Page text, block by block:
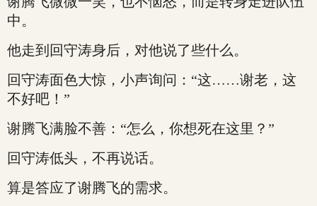
中。
他走到回守涛身后，对他说了些什么。
回守涛面色大惊，小声询问：“这……谢老，这
不好吧！”
谢腾飞满脸不善：“怎么，你想死在这里？”
回守涛低头，不再说话。
算是答应了谢腾飞的需求。